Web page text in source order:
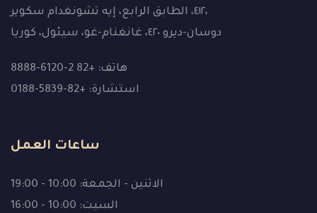
٤١٢، الطابق الرابع، إيه تشونغدام سكوير،
دوسان-ديرو ٤٢٠، غانغنام-غو، سيئول، كوريا
هاتف: +82 2-6120-8888
استشارة: +82-5839-0188
ساعات العمل
الاثنين - الجمعة: 10:00 - 19:00
السبت: 10:00 - 16:00